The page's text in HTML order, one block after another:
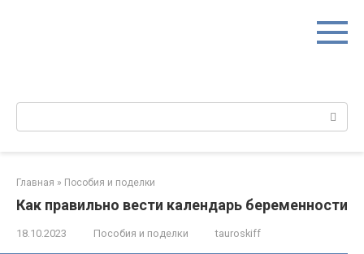
Поиск:
Главная » Пособия и поделки
Как правильно вести календарь беременности
18.10.2023 Пособия и поделки tauroskiff